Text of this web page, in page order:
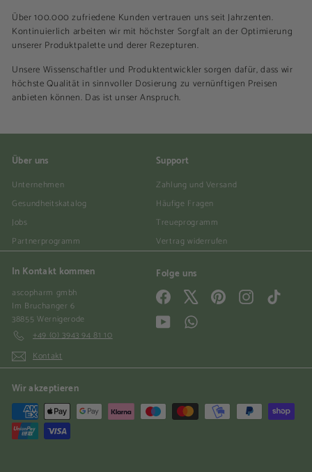
Über 100.000 zufriedene Kunden vertrauen uns seit Jahrzenten.
Kontinuierlich arbeiten wir mit höchster Sorgfalt an der Optimierung
unserer Produktpalette und derer Rezepturen.
Unsere Wissenschaftler und Produktentwickler sorgen dafür, dass wir
höchste Qualität in sinnvoller Dosierung zu vernünftigen Preisen
anbieten können. Das ist unser Anspruch.
Über uns
Unternehmen
Gesundheitskatalog
Jobs
Partnerprogramm
Support
Zahlung und Versand
Häufige Fragen
Treueprogramm
Vertrag widerrufen
In Kontakt kommen
ascopharm gmbh
Im Bruchanger 6
38855 Wernigerode
+49 (0) 3943 94 81 10
Kontakt
Folge uns
Facebook PinterestInstagramTikTok
YouTubeWhatsApp
Wir akzeptieren